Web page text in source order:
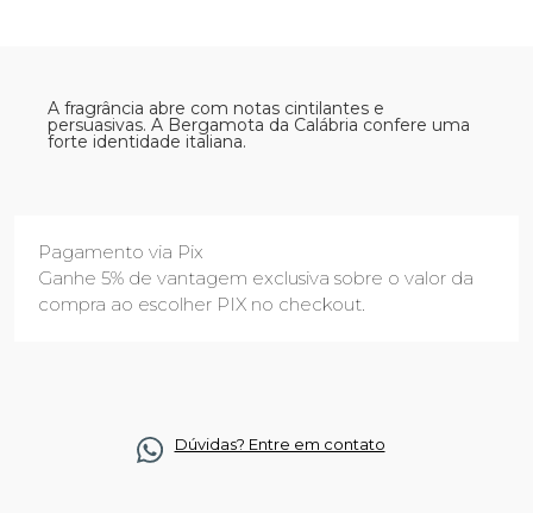
A fragrância abre com notas cintilantes e
persuasivas. A Bergamota da Calábria confere uma
forte identidade italiana.
Pagamento via Pix
Ganhe 5% de vantagem exclusiva sobre o valor da
compra ao escolher PIX no checkout.
Dúvidas? Entre em contato